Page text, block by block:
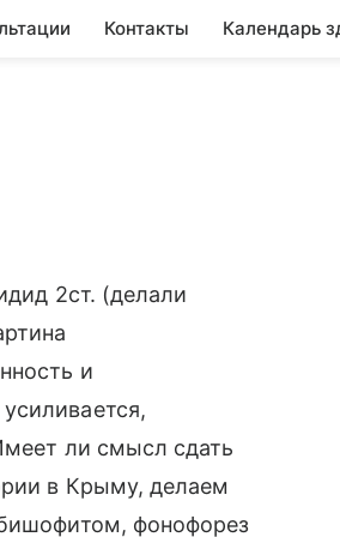
Контакты Календарь
2ст. (делали
и
ли смысл сдать
в Крыму, делаем
фонофорез